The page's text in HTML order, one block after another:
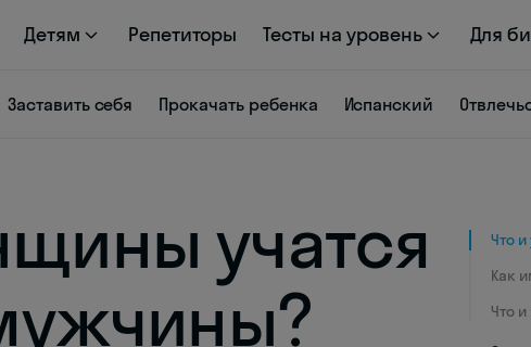
Детям Репетиторы Тесты на уровень Для
Заставить себя Прокачать ребенка Испанский
учатся
Что
Как
Что